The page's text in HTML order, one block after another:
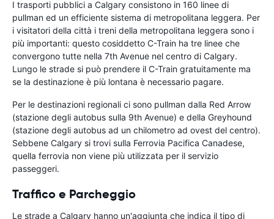
I trasporti pubblici a Calgary consistono in 160 linee di
pullman ed un efficiente sistema di metropolitana leggera. Per
i visitatori della città i treni della metropolitana leggera sono i
più importanti: questo cosiddetto C-Train ha tre linee che
convergono tutte nella 7th Avenue nel centro di Calgary.
Lungo le strade si può prendere il C-Train gratuitamente ma
se la destinazione è più lontana è necessario pagare.
Per le destinazioni regionali ci sono pullman dalla Red Arrow
(stazione degli autobus sulla 9th Avenue) e della Greyhound
(stazione degli autobus ad un chilometro ad ovest del centro).
Sebbene Calgary si trovi sulla Ferrovia Pacifica Canadese,
quella ferrovia non viene più utilizzata per il servizio
passeggeri.
Traffico e Parcheggio
Le strade a Calgary hanno un'aggiunta che indica il tipo di